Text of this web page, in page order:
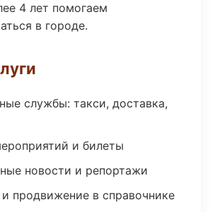
4 лет помогаем
в городе.
службы: такси, доставка,
и билеты
новости и репортажи
продвижение в справочнике